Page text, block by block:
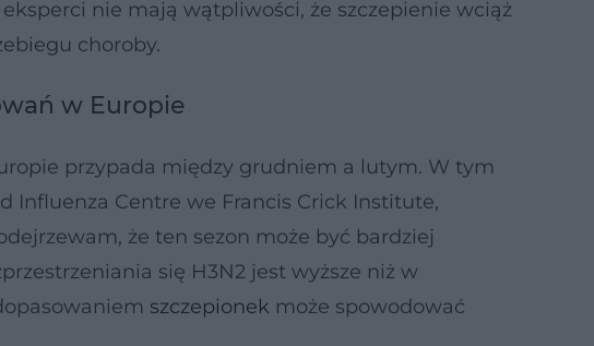
nie mają wątpliwości, że szczepienie wciąż
choroby.
w Europie
przypada między grudniem a lutym. W tym
Influenza Centre we Francis Crick Institute,
że ten sezon może być bardziej
się H3N2 jest wyższe niż w
szczepionek może spowodować